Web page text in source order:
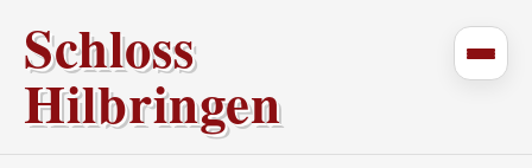
Schloss
Hilbringen